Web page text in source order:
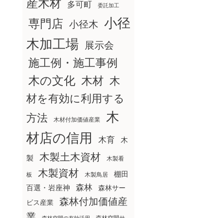
産木材
多可町 委託加工
専門店 小径木 小径
木加工場
展示会
施工例・施工事例
木の文化 木材 木
材を有効に利用する
方法
木材付加価値産業
木
材店の信用
木育 木
製 木製土木資材 木製看
板 木製資材 木製鳥居
棚田
百選・岩座神
森林
森林サー
ビス産業
森林付加価値産